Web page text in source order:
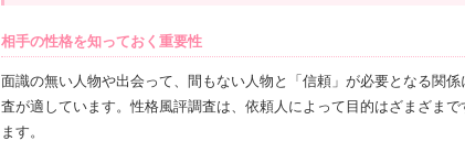
相手の性格を知っておく重要性
面識の無い人物や出会って、間もない人物と「信頼」が必要となる関
査が適しています。性格風評調査は、依頼人によって目的はざまざま
ます。